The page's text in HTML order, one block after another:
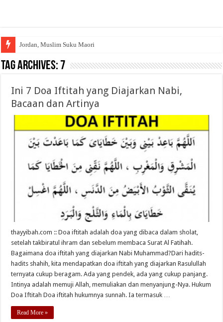
Jordan, Muslim Suku Maori
Tag Archives:7
Ini 7 Doa Iftitah yang Diajarkan Nabi,
Bacaan dan Artinya
thayyibah.com :: Doa iftitah adalah doa yang dibaca dalam sholat,
setelah takbiratul ihram dan sebelum membaca Surat Al Fatihah.
Bagaimana doa iftitah yang diajarkan Nabi Muhammad?Dari hadits-
hadits shahih, kita mendapatkan doa iftitah yang diajarkan Rasulullah
ternyata cukup beragam. Ada yang pendek, ada yang cukup panjang.
Intinya adalah memuji Allah, memuliakan dan menyanjung-Nya. Hukum
Doa Iftitah Doa iftitah hukumnya sunnah. Ia termasuk …
Read More »